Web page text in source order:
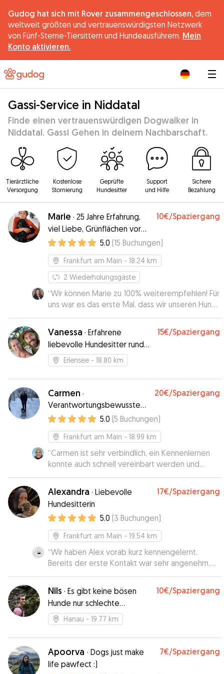
Gudog hat sich mit Rover zusammengeschlossen, dem
weltweit größten und vertrauenswürdigsten Netzwerk
von Fünf-Sterne-Tiersittern und Hundeausführern. Mein
Konto aktivieren.
Gassi-Service in Niddatal
Finde einen vertrauenswürdigen Dogwalker in
Niddatal. Gassi Gehen in deinem Nachbarschaft.
Tierärztliche
Versorgung
Kostenlose
Stornierung
Geprüfte
Hundesitter
Support
und Hilfe
Sichere
Bezahlung
Marie · 25 Jahre Erfahrung,
viel Liebe, Grünflächen vor
der Haustüre
10€/Spaziergang
5.0 (15 Buchungen)
Frankfurt am Main - 18.24 km
2 Wiederholungsgäste
“Wir können Marie zu 100% weiterempfehlen! Für
uns war es das erste Mal, dass wir unseren Hund
zur Betreuung bei einer Sitterin über Gudog
abgegeben haben. Da unser Hund kein leichter
Kandidat ist, war es uns wichtig jemanden zu
finden, der wirklich Erfahrung mit Hunden hat, sie
lesen und entsprechend agieren kann. Hier hat
Sie war kompetent und flexibel und hat sich mit
uns zu einem Kennenlernen getroffen. Das hat
uns sehr geholfen. Wir hätten uns niemand
besseren für unseren Hund wünschen können.
Vanessa · Erfahrene
liebevolle Hundesitter rund
um Erlensee/Hanau betreuen
kinderliebe Hunde
15€/Spaziergang
Erlensee - 18.80 km
Carmen ·
Verantwortungsbewusste
und liebevolle
Hundebetreuung
20€/Spaziergang
5.0 (5 Buchungen)
Frankfurt am Main - 18.99 km
“Carmen ist sehr verbindlich, ein Kennenlernen
konnte auch schnell vereinbart werden und
während der Betreuungszeit gab es auch Bilder
und Infos zum „Stand der Eingewöhnung“. 👍
Alexandra · Liebevolle
Hundesitterin
17€/Spaziergang
5.0 (3 Buchungen)
Frankfurt am Main - 19.54 km
“Wir haben Alex vorab kurz kennengelernt.
Bereits der erste Kontakt war sehr angenehm.
Meine Hündin hat bereits beim ersten
Kennenlernen sehr positiv auf Alex reagiert. Die
Tagesbetreuung war toll. Meine Hündin hat sich
gefreut, Alex wiederzusehen und konnte bei ihr
auch gut entspannen. Große Empfehlung, fünf
Nils · Es gibt keine bösen
Hunde nur schlechte
Menschen.
10€/Spaziergang
Hanau - 19.77 km
Apoorva · Dogs just make
life pawfect :)
7€/Spaziergang